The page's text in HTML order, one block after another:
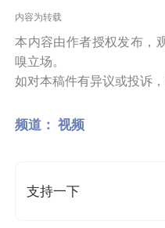
内容为转载
本内容由作者授权发布，
嗅立场。
如对本稿件有异议或投诉
频道： 视频
支持一下